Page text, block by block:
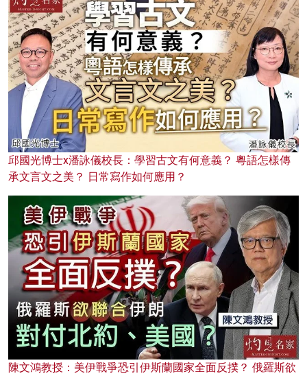
邱國光博士x潘詠儀校長：學習古文有何意義？ 粵語怎樣傳
承文言文之美？ 日常寫作如何應用？
陳文鴻教授：美伊戰爭恐引伊斯蘭國家全面反撲？ 俄羅斯欲